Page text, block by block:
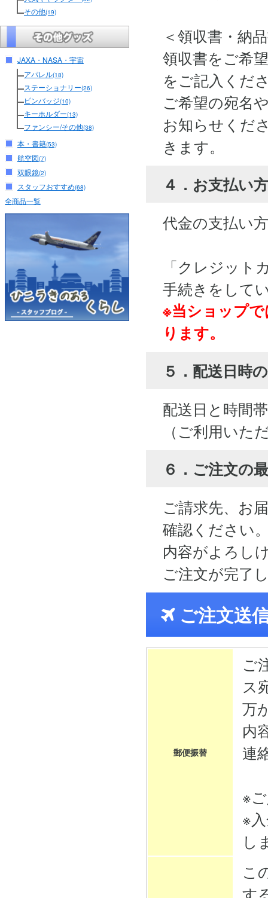
その他(19)
JAXA・NASA・宇宙
アパレル(18)
ステーショナリー(26)
ピンバッジ(10)
キーホルダー(13)
ファンシー/その他(38)
本・書籍(53)
航空図(7)
双眼鏡(2)
スタッフおすすめ(68)
全商品一覧
＜領収書・納
領収書をご希
をご記入くだ
ご希望の宛名
お知らせくだ
きます。
４．お支払い
代金の支払い
「クレジット
手続きをして
※当ショップ
ります。
５．配送日時
配送日と時間
（ご利用いた
６．ご注文の
ご請求先、お
確認ください
内容がよろし
ご注文が完了
ご注文送
郵便振替
ご
ス
万
内
連
※
※
し
こ
す